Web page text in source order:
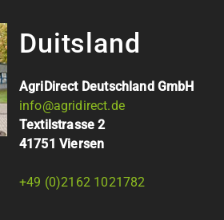
Duitsland
AgriDirect Deutschland GmbH
info@agridirect.de
Textilstrasse 2
41751 Viersen
+49 (0)2162 1021782